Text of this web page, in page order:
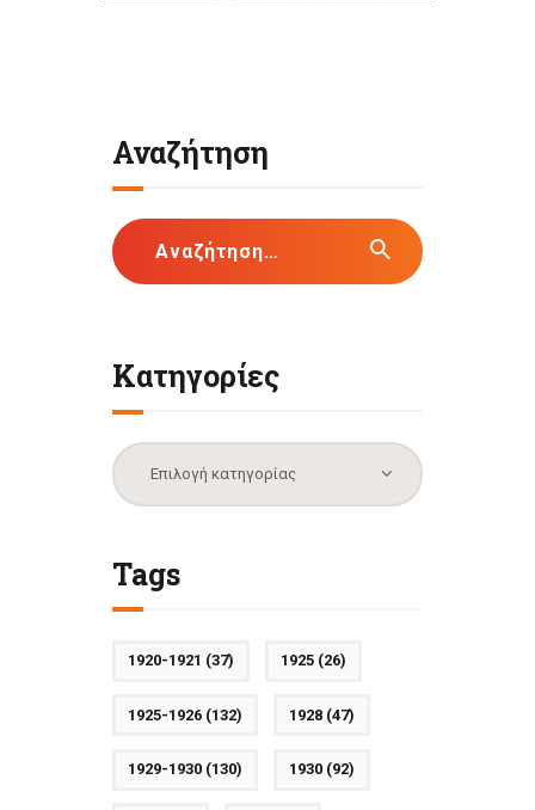
Αναζήτηση
Αναζήτηση
για:
Κατηγορίες
Κατηγορίες
Tags
1920-1921 (37) 1925(26)
1925-1926(132) 1928(47)
1929-1930(130) 1930(92)